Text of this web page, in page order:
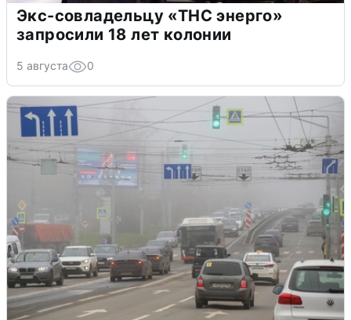
Экс-совладельцу «ТНС энерго»
запросили 18 лет колонии
5 августа 0